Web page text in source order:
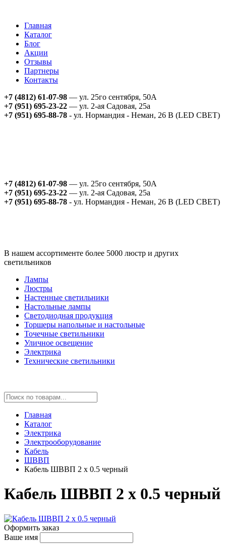
Главная
Каталог
Блог
Акции
Отзывы
Партнеры
Контакты
+7 (4812) 61-07-98 — ул. 25го сентября, 50А
+7 (951) 695-23-22 — ул. 2-ая Садовая, 25а
+7 (951) 695-88-78 - ул. Нормандия - Неман, 26 В (LED СВЕТ)
+7 (4812) 61-07-98 — ул. 25го сентября, 50А
+7 (951) 695-23-22 — ул. 2-ая Садовая, 25а
+7 (951) 695-88-78 - ул. Нормандия - Неман, 26 В (LED СВЕТ)
В нашем ассортименте более 5000 люстр и других
светильников
Лампы
Люстры
Настенные светильники
Настольные лампы
Светодиодная продукция
Торшеры напольные и настольные
Точечные светильники
Уличное освещение
Электрика
Технические светильники
Главная
Каталог
Электрика
Электрооборудование
Кабель
ШВВП
Кабель ШВВП 2 x 0.5 черный
Кабель ШВВП 2 x 0.5 черный
Оформить заказ
Ваше имя